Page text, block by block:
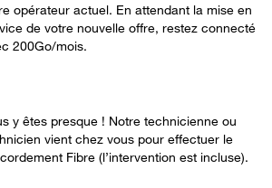
opérateur actuel. En attendant la mise en
de votre nouvelle offre, restez connecté
200Go/mois.
y êtes presque ! Notre technicienne ou
vient chez vous pour effectuer le
Fibre (l’intervention est incluse).